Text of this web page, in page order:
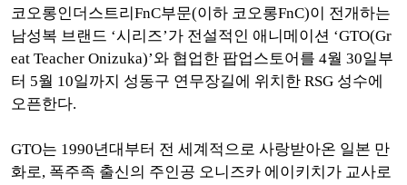
코오롱인더스트리FnC부문(이하 코오롱FnC)이 전개하는
남성복 브랜드 ‘시리즈’가 전설적인 애니메이션 ‘GTO(Gr
eat Teacher Onizuka)’와 협업한 팝업스토어를 4월 30일부
터 5월 10일까지 성동구 연무장길에 위치한 RSG 성수에
오픈한다.
GTO는 1990년대부터 전 세계적으로 사랑받아온 일본 만
화로, 폭주족 출신의 주인공 오니즈카 에이키치가 교사로